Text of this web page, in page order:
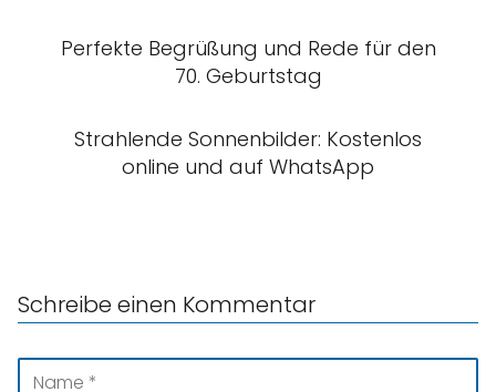
Perfekte Begrüßung und Rede für den
70. Geburtstag
Strahlende Sonnenbilder: Kostenlos
online und auf WhatsApp
Schreibe einen Kommentar